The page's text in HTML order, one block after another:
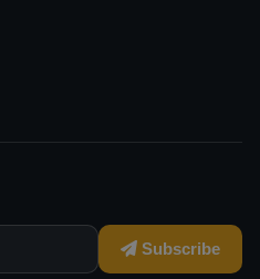
Subscribe